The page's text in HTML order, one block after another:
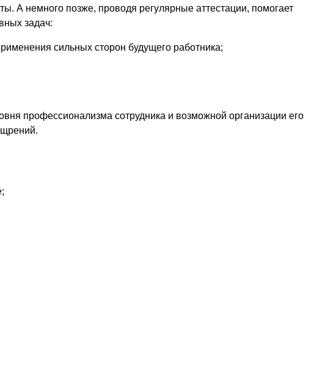
А немного позже, проводя регулярные аттестации, помогает
задач:
сильных сторон будущего работника;
профессионализма сотрудника и возможной организации его